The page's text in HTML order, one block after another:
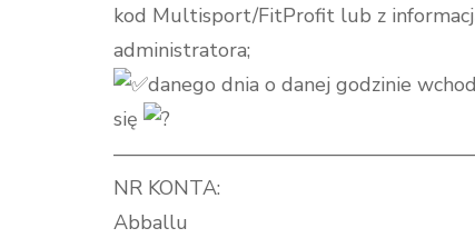
kod Multisport/FitProfit lub z
administratora;
danego dnia o danej godzinie
się
NR KONTA:
Abballu